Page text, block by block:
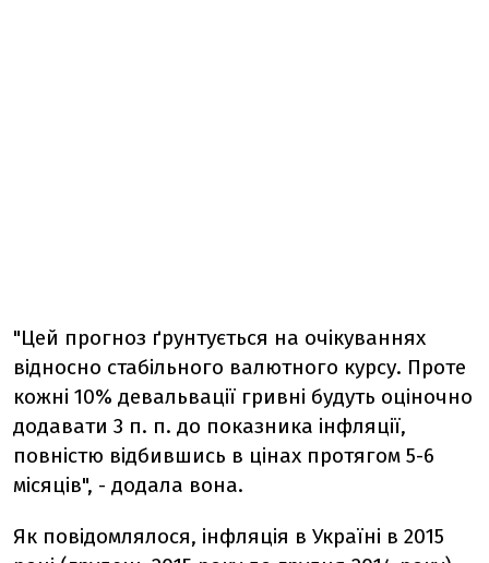
"Цей прогноз ґрунтується на очікуваннях
відносно стабільного валютного курсу. Проте
кожні 10% девальвації гривні будуть оціночно
додавати 3 п. п. до показника інфляції,
повністю відбившись в цінах протягом 5-6
місяців", - додала вона.
Як повідомлялося, інфляція в Україні в 2015